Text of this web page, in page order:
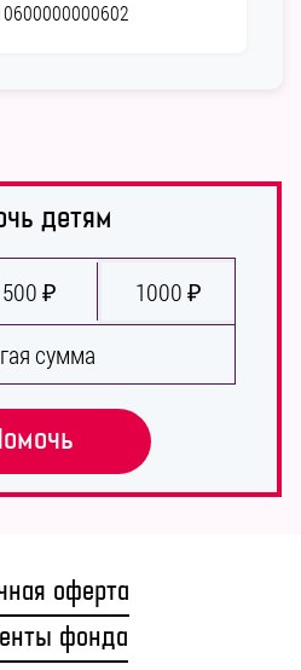
детям
500 ₽
1000 ₽
сумма
оферта
фонда